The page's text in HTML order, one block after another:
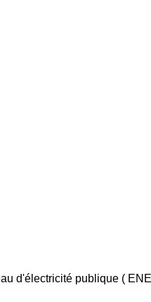
d'électricité publique (